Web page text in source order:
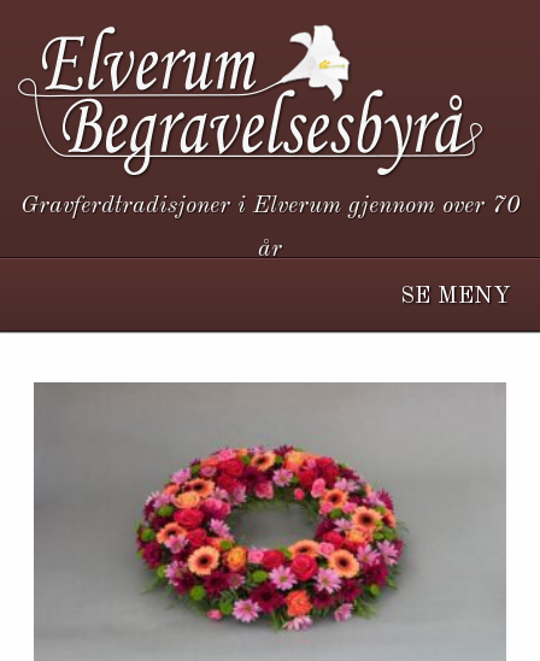
Gravferdtradisjoner i Elverum gjennom over 70
år
SE MENY